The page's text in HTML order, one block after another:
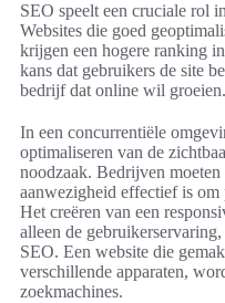
SEO speelt een cruciale rol
Websites die goed
krijgen een hogere ranking
kans dat gebruikers de site
bedrijf dat online wil groeien.
In een concurrentiële
optimaliseren van de
noodzaak. Bedrijven
aanwezigheid effectief is om
Het creëren van een
alleen de
SEO. Een website die
verschillende apparaten,
zoekmachines.